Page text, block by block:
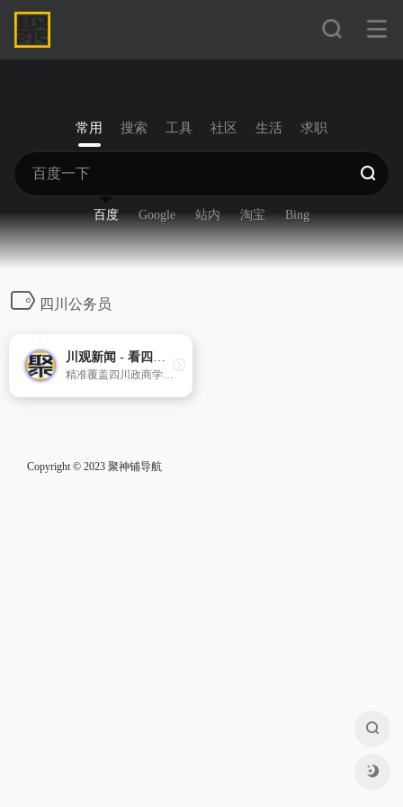
常用 搜索 工具 社区 生活 求职
百度 Google 站内 淘宝 Bing
四川公务员
川观新闻 - 看四川，观天下
精准覆盖四川政商学界中高端人群，迅速成长为四川党政客户端和有影响力的区域外宣新平台。
Copyright © 2023 聚神铺导航